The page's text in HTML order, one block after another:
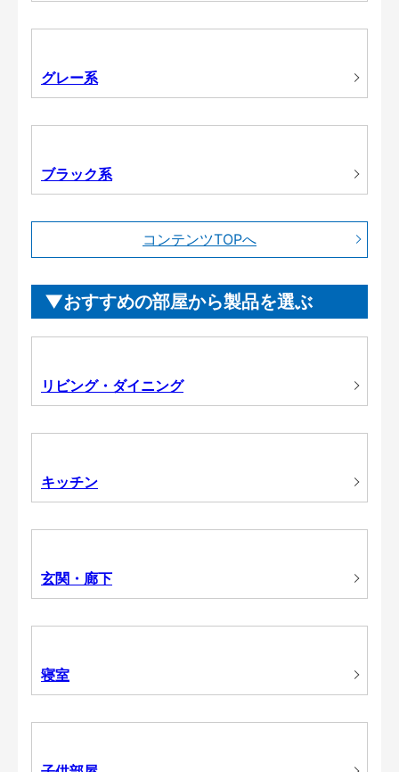
グレー系
ブラック系
コンテンツTOPへ
おすすめの部屋から製品を選ぶ
リビング・ダイニング
キッチン
玄関・廊下
寝室